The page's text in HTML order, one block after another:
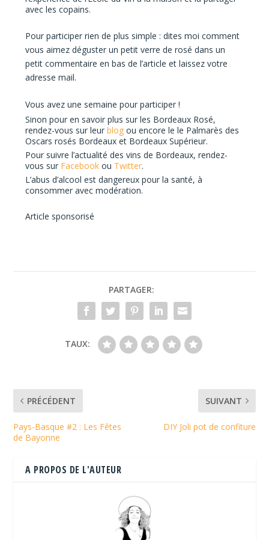
avec les copains.
Pour participerrien de plus simple : dites moicomment
vous aimez déguster un petit verre de rosé dans un
petit commentaire en bas de l’article et laissezvotre
adresse mail.
Vous avez une semaine pour participer !
Sinon pour en savoir plus sur les Bordeaux Rosé,
rendez-vous sur leurblogou encore le le Palmarès des
Oscars rosés Bordeaux et Bordeaux Supérieur.
Pour suivre l’actualité des vins de Bordeaux, rendez-
vous sur Facebookou Twitter.
L’abus d’alcool est dangereux pour la santé, à
consommer avec modération.
Article sponsorisé
PARTAGER:
TAUX:
PRÉCÉDENT
Pays-Basque #2 : Les Fêtes
de Bayonne
SUIVANT
DIY Joli pot de confiture
A PROPOS DE L'AUTEUR